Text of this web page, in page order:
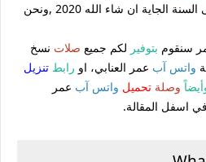
2019 - وحتى السنة الجاية ان شاء الله 2020 ,ونحن
سنقوم بتوفير لكم جميع صلات نسخ
واتس آب عمر العنابي، او رابط تنزيل
وصلة تحميل واتس آب عمر
في اسفل المقالة.